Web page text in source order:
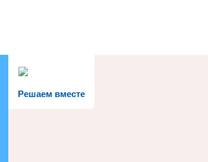
Решаем вместе